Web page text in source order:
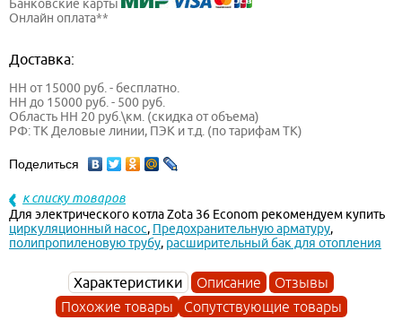
Банковские карты
Онлайн оплата**
Доставка:
НН от 15000 руб. - бесплатно.
НН до 15000 руб. - 500 руб.
Область НН 20 руб.\км. (скидка от объема)
РФ: ТК Деловые линии, ПЭК и т.д. (по тарифам ТК)
Поделиться
к списку товаров
Для электрического котла Zota 36 Econom рекомендуем купить
циркуляционный насос, Предохранительную арматуру,
полипропиленовую трубу, расширительный бак для отопления
Характеристики Описание
Отзывы
Похожие товары
Сопутствующие товары